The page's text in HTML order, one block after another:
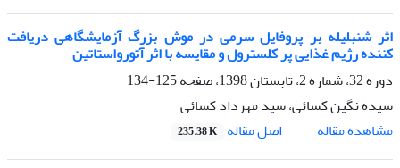
اثر شنبلیله بر پروفایل سرمی در موش بزرگ آزمایشگاهی دریافت
کننده رژیم غذایی پر کلسترول و مقایسه با اثر آتورواستاتین
دوره 32، شماره 2، تابستان 1398، صفحه
125-134
سیده نگین کسائی، سید مهرداد کسائی
مشاهده مقاله
اصل مقاله 235.38 K